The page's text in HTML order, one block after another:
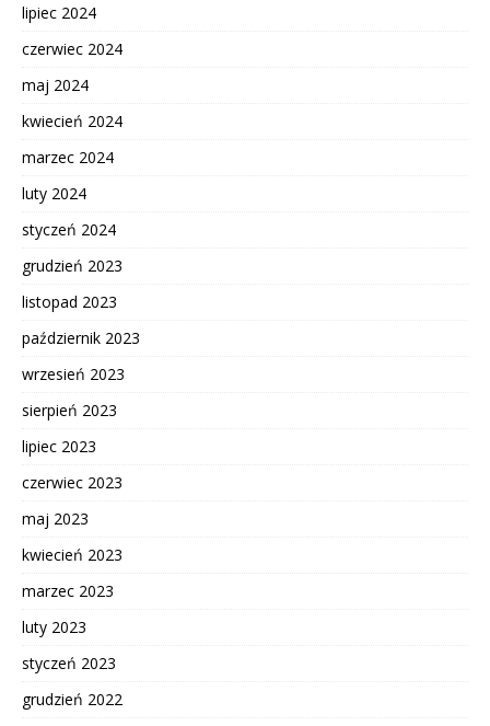
lipiec 2024
czerwiec 2024
maj 2024
kwiecień 2024
marzec 2024
luty 2024
styczeń 2024
grudzień 2023
listopad 2023
październik 2023
wrzesień 2023
sierpień 2023
lipiec 2023
czerwiec 2023
maj 2023
kwiecień 2023
marzec 2023
luty 2023
styczeń 2023
grudzień 2022